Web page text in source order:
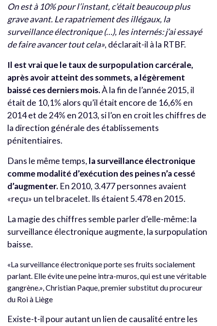
On est à 10% pour l’instant, c’était beaucoup plus
grave avant. Le rapatriement des illégaux, la
surveillance électronique (…), les internés: j’ai essayé
de faire avancer tout cela», déclarait-il à la RTBF.
Il est vrai que le taux de surpopulation carcérale,
après avoir atteint des sommets, a légèrement
baissé ces derniers mois.À la fin de l’année 2015, il
était de 10,1% alors qu’il était encore de 16,6% en
2014 et de 24% en 2013, si l’on en croit les chiffres de
la direction générale des établissements
pénitentiaires.
Dans le même temps, la surveillance électronique
comme modalité d’exécution des peines n’a cessé
d’augmenter. En 2010, 3.477 personnes avaient
«reçu» un tel bracelet. Ils étaient 5.478 en 2015.
La magie des chiffres semble parler d’elle-même: la
surveillance électronique augmente, la surpopulation
baisse.
«La surveillance électronique porte ses fruits socialement
parlant. Elle évite une peine intra-muros, qui est une véritable
gangrène.», Christian Paque, premier substitut du procureur
du Roi à Liège
Existe-t-il pour autant un lien de causalité entre les